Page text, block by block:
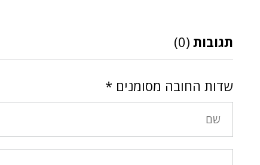
תגובות (0)
שדות החובה מסומנים *